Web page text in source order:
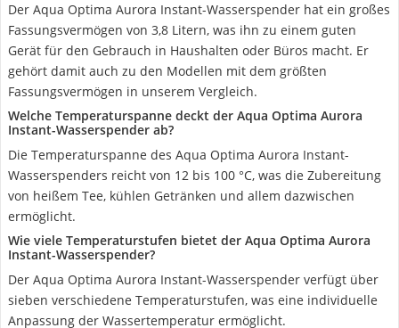
Der Aqua Optima Aurora Instant-Wasserspender hat ein großes
Fassungsvermögen von 3,8 Litern, was ihn zu einem guten
Gerät für den Gebrauch in Haushalten oder Büros macht. Er
gehört damit auch zu den Modellen mit dem größten
Fassungsvermögen in unserem Vergleich.
Welche Temperaturspanne deckt der Aqua Optima Aurora
Instant-Wasserspender ab?
Die Temperaturspanne des Aqua Optima Aurora Instant-
Wasserspenders reicht von 12 bis 100 °C, was die Zubereitung
von heißem Tee, kühlen Getränken und allem dazwischen
ermöglicht.
Wie viele Temperaturstufen bietet der Aqua Optima Aurora
Instant-Wasserspender?
Der Aqua Optima Aurora Instant-Wasserspender verfügt über
sieben verschiedene Temperaturstufen, was eine individuelle
Anpassung der Wassertemperatur ermöglicht.